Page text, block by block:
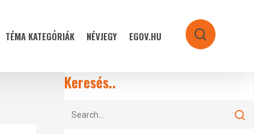
TÉMA KATEGÓRIÁK NÉVJEGY EGOV.HU search
Keresés..